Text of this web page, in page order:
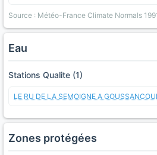
Source : Météo-France Climate Normals
Eau
Stations Qualite (1)
LE RU DE LA SEMOIGNE A
Zones protégées